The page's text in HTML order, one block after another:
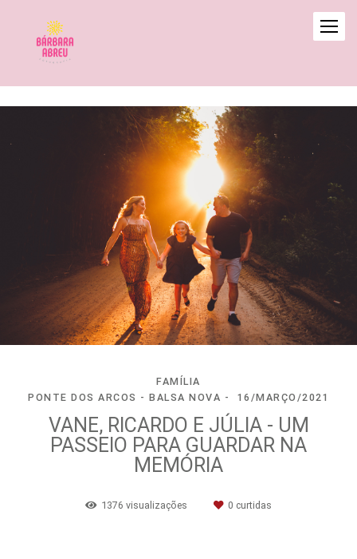
FAMÍLIA
PONTE DOS ARCOS - BALSA NOVA
16/MARÇO/2021
VANE, RICARDO E JÚLIA - UM
PASSEIO PARA GUARDAR NA
MEMÓRIA
1376 visualizações 0 curtidas